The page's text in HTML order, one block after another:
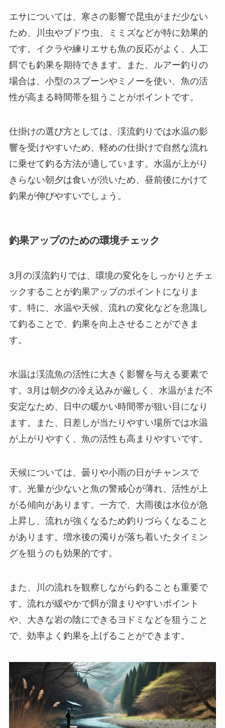
エサについては、寒さの影響で昆虫がまだ少ない
ため、川虫やブドウ虫、ミミズなどが特に効果的
です。イクラや練りエサも魚の反応がよく、人工
餌でも釣果を期待できます。また、ルアー釣りの
場合は、小型のスプーンやミノーを使い、魚の活
性が高まる時間帯を狙うことがポイントです。
仕掛けの選び方としては、渓流釣りでは水温の影
響を受けやすいため、軽めの仕掛けで自然な流れ
に乗せて釣る方法が適しています。水温が上がり
きらない朝夕は食いが渋いため、昼前後にかけて
釣果が伸びやすいでしょう。
釣果アップのための環境チェック
3月の渓流釣りでは、環境の変化をしっかりとチェ
ックすることが釣果アップのポイントになりま
す。特に、水温や天候、流れの変化などを意識し
て釣ることで、釣果を向上させることができま
す。
水温は渓流魚の活性に大きく影響を与える要素で
す。3月は朝夕の冷え込みが厳しく、水温がまだ不
安定なため、日中の暖かい時間帯が狙い目になり
ます。また、日差しが当たりやすい場所では水温
が上がりやすく、魚の活性も高まりやすいです。
天候については、曇りや小雨の日がチャンスで
す。光量が少ないと魚の警戒心が薄れ、活性が上
がる傾向があります。一方で、大雨後は水位が急
上昇し、流れが強くなるため釣りづらくなること
があります。増水後の濁りが落ち着いたタイミン
グを狙うのも効果的です。
また、川の流れを観察しながら釣ることも重要で
す。流れが緩やかで餌が溜まりやすいポイント
や、大きな岩の陰にできるヨドミなどを狙うこと
で、効率よく釣果を上げることができます。